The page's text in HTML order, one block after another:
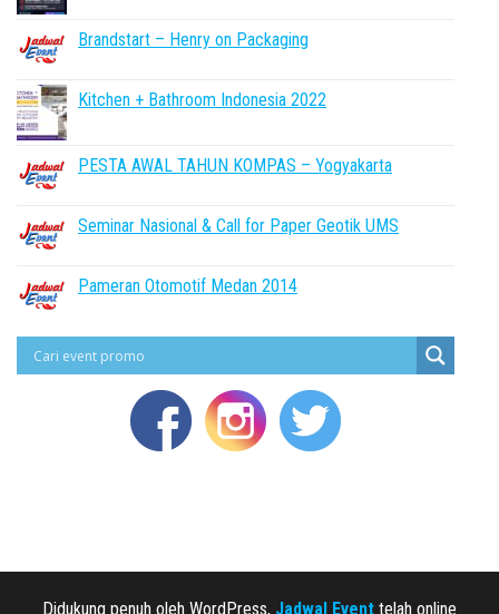
Brandstart – Henry on Packaging
Kitchen + Bathroom Indonesia 2022
PESTA AWAL TAHUN KOMPAS – Yogyakarta
Seminar Nasional & Call for Paper Geotik UMS
Pameran Otomotif Medan 2014
Didukung penuh oleh WordPress, Jadwal Event telah online